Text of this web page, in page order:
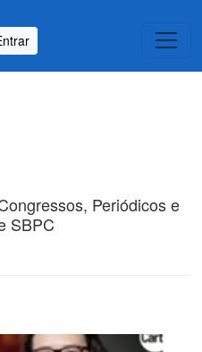
Periódicos e
SBPC